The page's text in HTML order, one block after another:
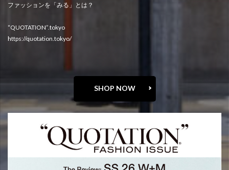
ファッションを「みる」とは？
“QUOTATION”.tokyo
https://quotation.tokyo/
SHOP NOW